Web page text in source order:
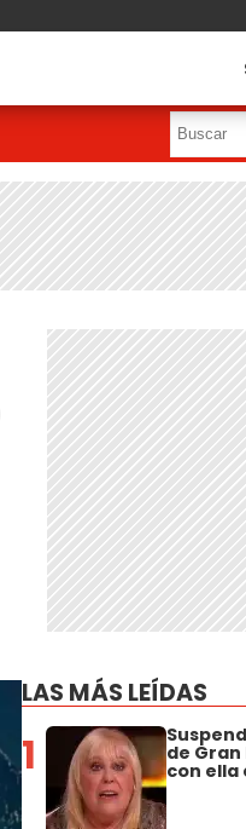
LAS MÁS LEÍDAS
1 de
con ella